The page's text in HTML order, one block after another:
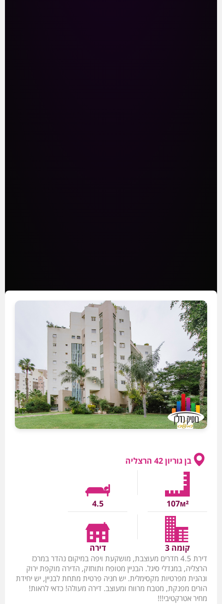
בן גוריון 42 הרצליה
107м²
4.5
קומה 3 דירה
דירת 4.5 חדרים מעוצבת, מושקעת ויפה במיקום נהדר במרכז
הרצליה, במגדלי סיגל. הבניין מטופח ותוחזק, הדירה מוקפת ירוק
ונהנית מפרטיות מקסימלית. יש חניה פרטית מתחת לבניין, יש יחידת
הורים מפנקת, מטבח מרווח ומעוצב. דירה מעולה! כדאי לראות!
מחיר אטרקטיבי!!!